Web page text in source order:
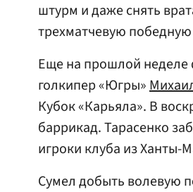
штурм и даже снять
трехматчевую
Еще на прошлой
голкипер «Югры»
Кубок «Карьяла». В
баррикад. Тарасенко
игроки клуба из Ханты-
Сумел добыть волевую